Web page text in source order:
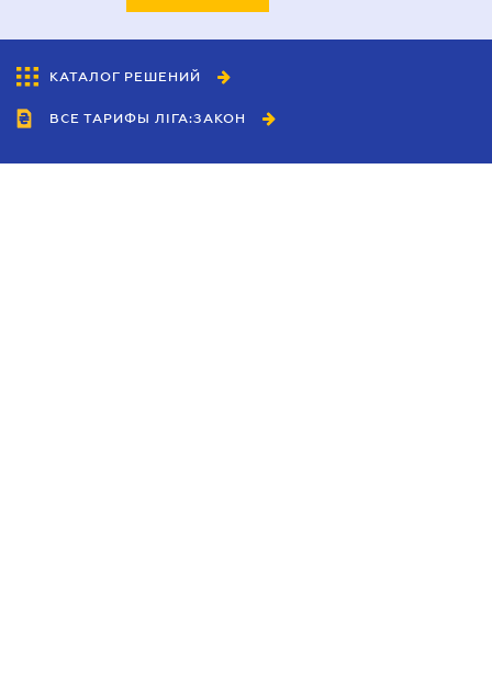
КАТАЛОГ РЕШЕНИЙ
ВСЕ ТАРИФЫ ЛІГА:ЗАКОН